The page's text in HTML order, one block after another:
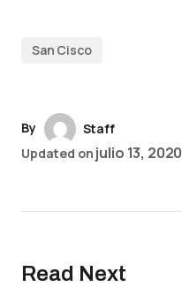
San Cisco
By
Staff
Updated on julio 13, 2020
Read Next